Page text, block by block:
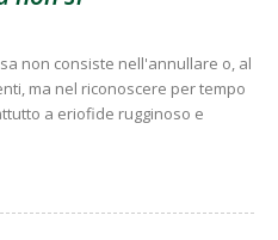
non consiste nell'annullare o, al
ma nel riconoscere per tempo
a eriofide rugginoso e